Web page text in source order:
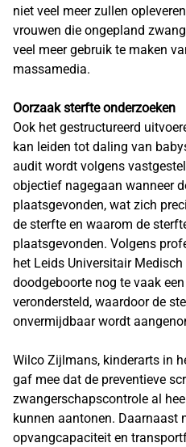
niet veel meer zullen
vrouwen die ongepland
veel meer gebruik te maken
massamedia.
Oorzaak sterfte onderzoeken
Ook het gestructureerd
kan leiden tot daling van
audit wordt volgens
objectief nagegaan wanneer
plaatsgevonden, wat zich
de sterfte en waarom de
plaatsgevonden. Volgens
het Leids Universitair
doodgeboorte nog te vaak
verondersteld, waardoor de
onvermijdbaar wordt
Wilco Zijlmans, kinderarts in
gaf mee dat de preventieve
zwangerschapscontrole al
kunnen aantonen. Daarnaast
opvangcapaciteit en